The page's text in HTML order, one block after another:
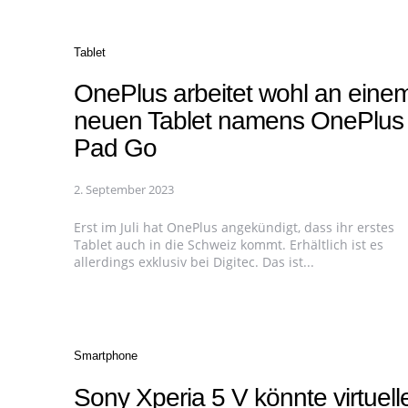
Categories
Tablet
OnePlus arbeitet wohl an
neuen Tablet namens OnePlus
Pad Go
2. September 2023
Erst im Juli hat OnePlus angekündigt, dass ihr erstes
Tablet auch in die Schweiz kommt. Erhältlich ist es
allerdings exklusiv bei Digitec. Das ist...
Categories
Smartphone
Sony Xperia 5 V könnte